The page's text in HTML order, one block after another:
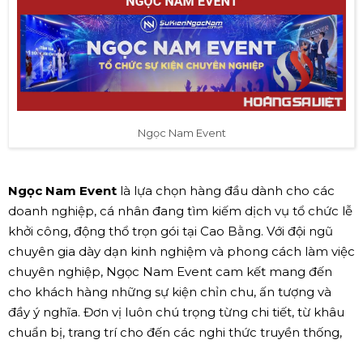
Ngọc Nam Event
Ngọc Nam Event là lựa chọn hàng đầu dành cho các
doanh nghiệp, cá nhân đang tìm kiếm dịch vụ tổ chức lễ
khởi công, động thổ trọn gói tại Cao Bằng. Với đội ngũ
chuyên gia dày dạn kinh nghiệm và phong cách làm việc
chuyên nghiệp, Ngọc Nam Event cam kết mang đến
cho khách hàng những sự kiện chỉn chu, ấn tượng và
đầy ý nghĩa. Đơn vị luôn chú trọng từng chi tiết, từ khâu
chuẩn bị, trang trí cho đến các nghi thức truyền thống,